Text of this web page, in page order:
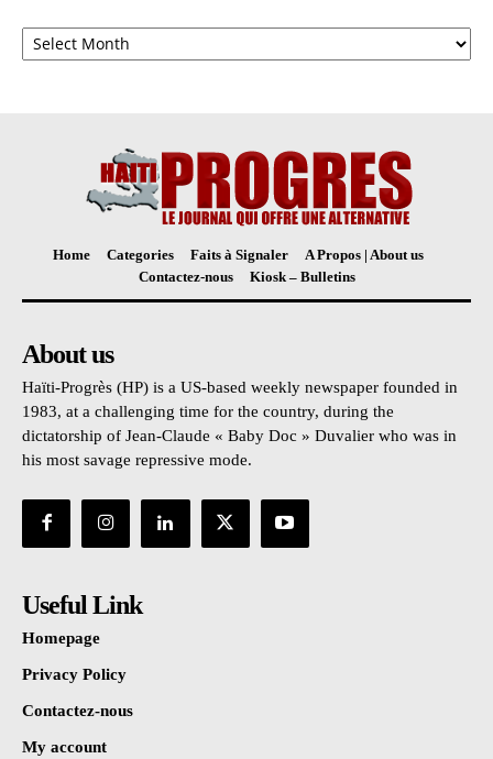
Archives
Home Categories Faits à Signaler
A Propos | About us
Contactez-nous
Kiosk – Bulletins
About us
Haïti-Progrès (HP) is a US-based weekly newspaper founded in
1983, at a challenging time for the country, during the
dictatorship of Jean-Claude « Baby Doc » Duvalier who was in
his most savage repressive mode.
Useful Link
Homepage
Privacy Policy
Contactez-nous
My account